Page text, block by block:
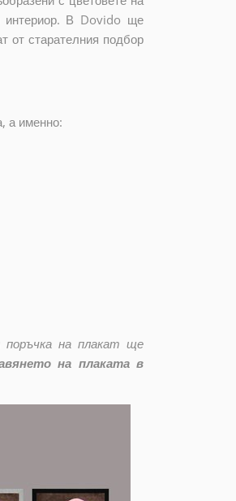
интериор. В Dovido ще
от старателния подбор
а именно:
на плакат ще
на плаката в